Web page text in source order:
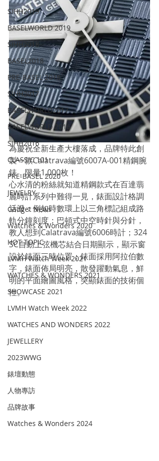
SIHH2019
BASELWORLD 2019
SIHH2018
BASEL2018
PRE-BASEL 2018
SIHH2017
BASELWORLD2017
BASELWORLD 2016
SIHH2016
CLASSIC 101
PRE-BASEL 2020
JEWELRY
Gadget News
Watches & Wonders 2020
HOT TOPIC
LVMH Watch Week 2021
WATCHES & WONDERS 2021
SHOWCASE 2021
LVMH Watch Week 2022
WATCHES AND WONDERS 2022
JEWELLERY
2023WWG
錶壇動態
人物專訪
品牌故事
Watches & Wonders 2024
為慶祝全新生產大樓落成，品牌特此創
製一款Calatrava編號6007A-001精鋼腕
錶，限量1,000枚！
心水清的粉絲就知道精鋼款式在百達翡
麗時計系列中難得一見，錶面設計格調
活潑：例如時數環上以三角標記組成路
軌分鐘刻度；巴頓式中空時針與分針，
教人想到Calatrava編號6006時計；324
SC自動上弦機芯結合日期顯示，顯示窗
設於錶面三時位置；錶面採用阿拉伯數
字，錶面佈局明亮，散發躍動氣息，鮮
明的平面繪圖風格，突顯錶面的技術個
性。